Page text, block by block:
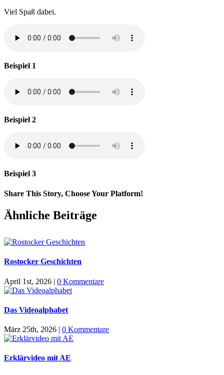
Viel Spaß dabei.
Beispiel 1
Beispiel 2
Beispiel 3
Share This Story, Choose Your Platform!
Facebook
X
E-
Mail
Ähnliche Beiträge
Rostocker Geschichten
April 1st, 2026 | 0 Kommentare
Das Videoalphabet
März 25th, 2026 | 0 Kommentare
Erklärvideo mit AE